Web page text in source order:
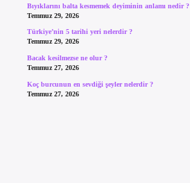
Bıyıklarını balta kesmemek deyiminin anlamı nedir ?
Temmuz 29, 2026
Türkiye’nin 5 tarihi yeri nelerdir ?
Temmuz 29, 2026
Bacak kesilmezse ne olur ?
Temmuz 27, 2026
Koç burcunun en sevdiği şeyler nelerdir ?
Temmuz 27, 2026